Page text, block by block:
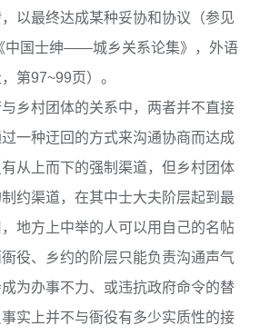
以最终达成某种妥协和协议（参见
中国士绅——城乡关系论集》，外语
第97~99页）。
乡村团体的关系中，两者并不直接
一种迂回的方式来沟通协商而达成
从上而下的强制渠道，但乡村团体
约渠道，在其中士大夫阶层起到最
地方上中举的人可以用自己的名帖
役、乡约的阶层只能负责沟通声气
成为办事不力、或违抗政府命令的替
实上并不与衙役有多少实质性的接